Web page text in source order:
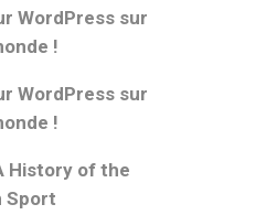
WordPress sur
!
WordPress sur
!
History of the
Sport